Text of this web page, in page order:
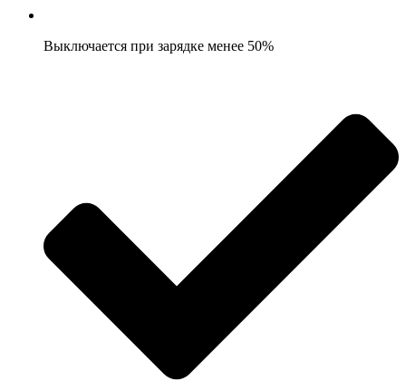
Выключается при зарядке менее 50%